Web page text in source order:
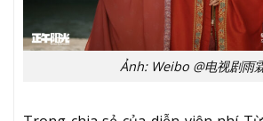
Ảnh: Weibo @电视剧雨